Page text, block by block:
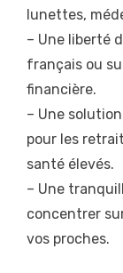
lunettes,
– Une liberté
français ou
financière.
– Une
pour les
santé élevés.
– Une
concentrer
vos proches.